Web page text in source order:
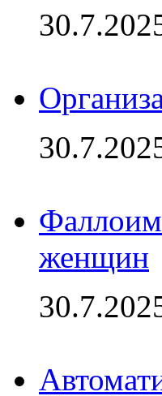
женщин